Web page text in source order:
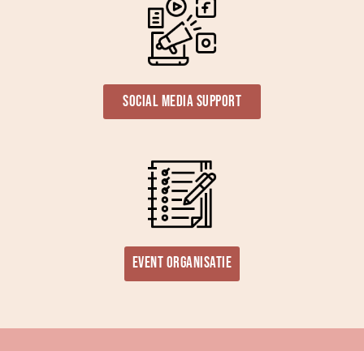
Social media support
Event organisatie